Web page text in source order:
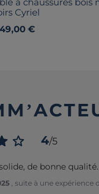
Cyriel
€
4/5
de bonne
, suite à une expérience